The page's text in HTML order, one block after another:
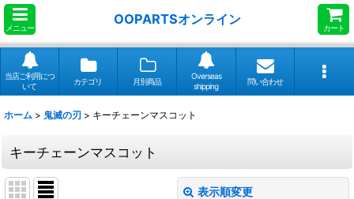
メニュー
OOPARTSオンライン
カート
当店ご利用につ
いて
カテゴリ 月別商品
Overseas
shipping
問い合わせ
ホーム > 鬼滅の刃 > キーチェーンマスコット
キーチェーンマスコット
表示順変更